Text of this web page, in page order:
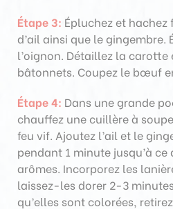
Étape 3: Épluchez et hachez
d’ail ainsi que le gingembre.
l’oignon. Détaillez la
bâtonnets. Coupez le bœuf
Étape 4: Dans une grande
chauffez une cuillère à
feu vif. Ajoutez l’ail et le
pendant 1 minute jusqu’à
arômes. Incorporez les
laissez-les dorer 2-3
qu’elles sont colorées,